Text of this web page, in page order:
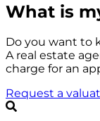
What is
Do you want to
A real estate
charge for an
Request a